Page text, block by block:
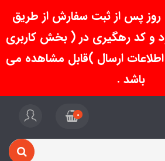
پس از ثبت سفارش از طریق
و کد رهگیری در ( بخش کاربری
ارسال )قابل مشاهده می
باشد .
0